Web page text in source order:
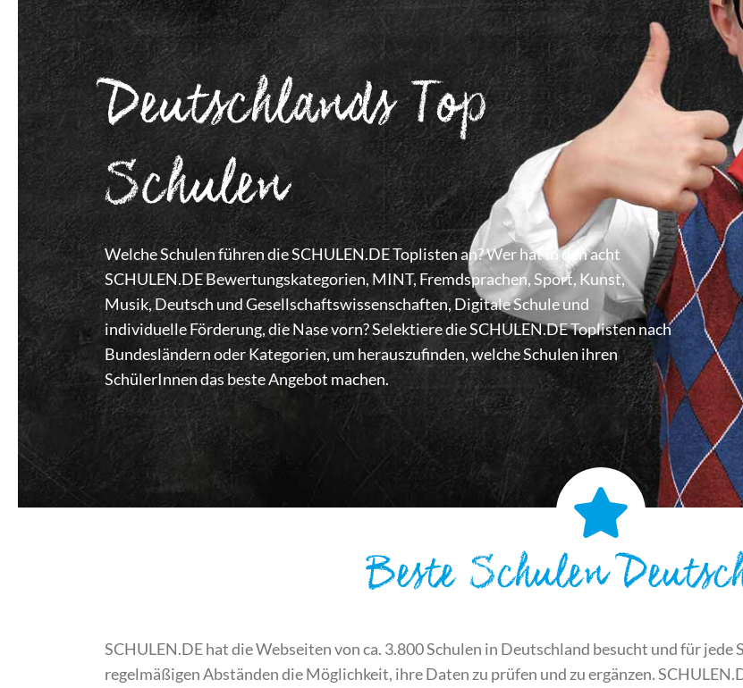
Deutschlands Top
Schulen
Welche Schulen führen die SCHULEN.DE Toplisten an? Wer hat in den acht
SCHULEN.DE Bewertungskategorien, MINT, Fremdsprachen, Sport, Kunst,
Musik, Deutsch und Gesellschaftswissenschaften, Digitale Schule und
individuelle Förderung, die Nase vorn? Selektiere die SCHULEN.DE Toplisten nach
Bundesländern oder Kategorien, um herauszufinden, welche Schulen ihren
SchülerInnen das beste Angebot machen.
Beste Schulen
SCHULEN.DE hat die Webseiten von ca. 3.800 Schulen in Deutschland besucht und für
regelmäßigen Abständen die Möglichkeit, ihre Daten zu prüfen und zu ergänzen.